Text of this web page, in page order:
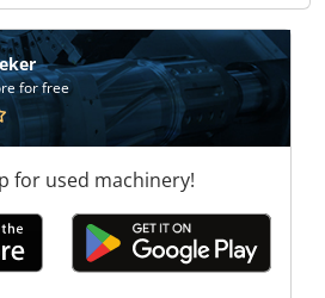
GmbH STS
GmbH STS
GmbH STS
GmbH STS
GmbH STS
GmbH STS
GmbH STS
GmbH STS
GmbH STS
GmbH STS
for free
for used machinery!